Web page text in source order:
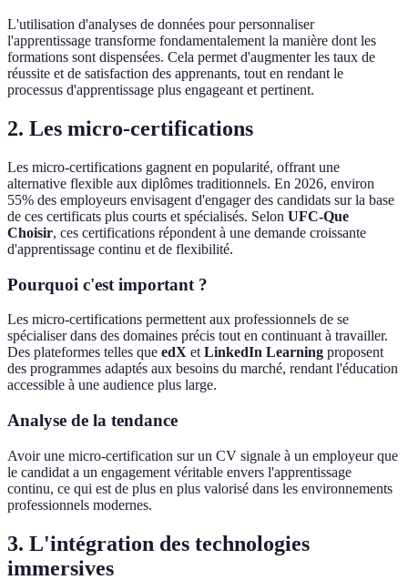
L'utilisation d'analyses de données pour personnaliser
l'apprentissage transforme fondamentalement la manière dont les
formations sont dispensées. Cela permet d'augmenter les taux de
réussite et de satisfaction des apprenants, tout en rendant le
processus d'apprentissage plus engageant et pertinent.
2. Les micro-certifications
Les micro-certifications gagnent en popularité, offrant une
alternative flexible aux diplômes traditionnels. En 2026, environ
55% des employeurs envisagent d'engager des candidats sur la base
de ces certificats plus courts et spécialisés. Selon UFC-Que
Choisir, ces certifications répondent à une demande croissante
d'apprentissage continu et de flexibilité.
Pourquoi c'est important ?
Les micro-certifications permettent aux professionnels de se
spécialiser dans des domaines précis tout en continuant à travailler.
Des plateformes telles que edX et LinkedIn Learning proposent
des programmes adaptés aux besoins du marché, rendant l'éducation
accessible à une audience plus large.
Analyse de la tendance
Avoir une micro-certification sur un CV signale à un employeur que
le candidat a un engagement véritable envers l'apprentissage
continu, ce qui est de plus en plus valorisé dans les environnements
professionnels modernes.
3. L'intégration des technologies
immersives